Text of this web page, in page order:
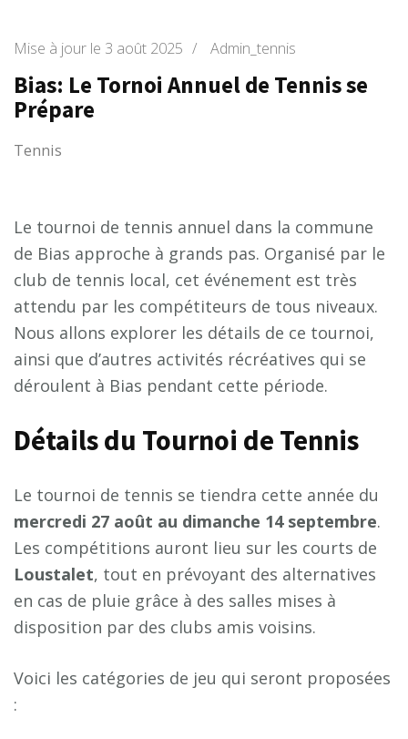
Mise à jour le 3 août 2025 / Admin_tennis
Bias: Le Tornoi Annuel de Tennis se
Prépare
Tennis
Le tournoi de tennis annuel dans la commune
de Bias approche à grands pas. Organisé par le
club de tennis local, cet événement est très
attendu par les compétiteurs de tous niveaux.
Nous allons explorer les détails de ce tournoi,
ainsi que d’autres activités récréatives qui se
déroulent à Bias pendant cette période.
Détails du Tournoi de Tennis
Le tournoi de tennis se tiendra cette année du
mercredi 27 août au dimanche 14 septembre.
Les compétitions auront lieu sur les courts de
Loustalet, tout en prévoyant des alternatives
en cas de pluie grâce à des salles mises à
disposition par des clubs amis voisins.
Voici les catégories de jeu qui seront proposées
: